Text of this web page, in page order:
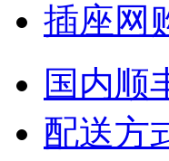
插座网
国内顺
配送方